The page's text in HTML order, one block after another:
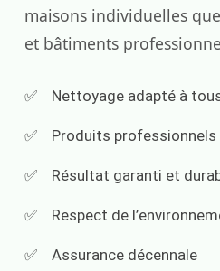
maisons individuelles
et bâtiments
Nettoyage adapté à
Produits
Résultat garanti et
Respect de
Assurance décennale